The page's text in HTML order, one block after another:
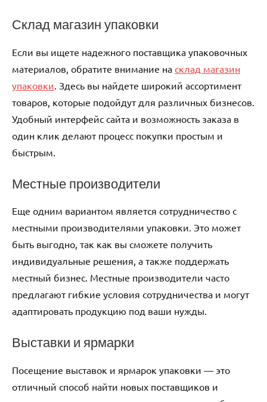
Склад магазин упаковки
Если вы ищете надежного поставщика упаковочных
материалов, обратите внимание на склад магазин
упаковки . Здесь вы найдете широкий ассортимент
товаров, которые подойдут для различных бизнесов.
Удобный интерфейс сайта и возможность заказа в
один клик делают процесс покупки простым и
быстрым.
Местные производители
Еще одним вариантом является сотрудничество с
местными производителями упаковки. Это может
быть выгодно, так как вы сможете получить
индивидуальные решения, а также поддержать
местный бизнес. Местные производители часто
предлагают гибкие условия сотрудничества и могут
адаптировать продукцию под ваши нужды.
Выставки и ярмарки
Посещение выставок и ярмарок упаковки — это
отличный способ найти новых поставщиков и